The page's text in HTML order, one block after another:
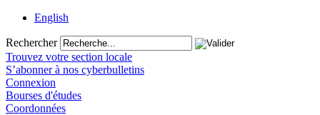
English
Rechercher
Trouvez votre section locale
S’abonner à nos cyberbulletins
Connexion
Bourses d'études
Coordonnées